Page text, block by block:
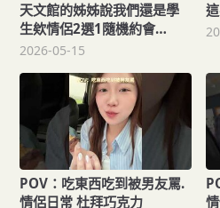
天文館的姊姊說我們還是學
生欸情侶2選1隨機約會
ep.12.情侶日常 情侶2選1 約
2026-05-15
POV：吃東西吃到被男友罵.
情侶日常 杜拜巧克力